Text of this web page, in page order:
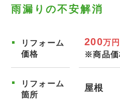
雨漏りの不安解消
リフォーム
価格
200万円
※商品価
リフォーム
箇所
屋根